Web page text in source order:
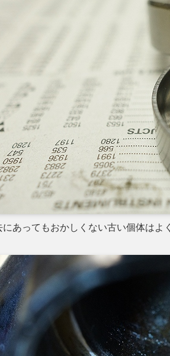
あってもおかしくない古い個体はよ